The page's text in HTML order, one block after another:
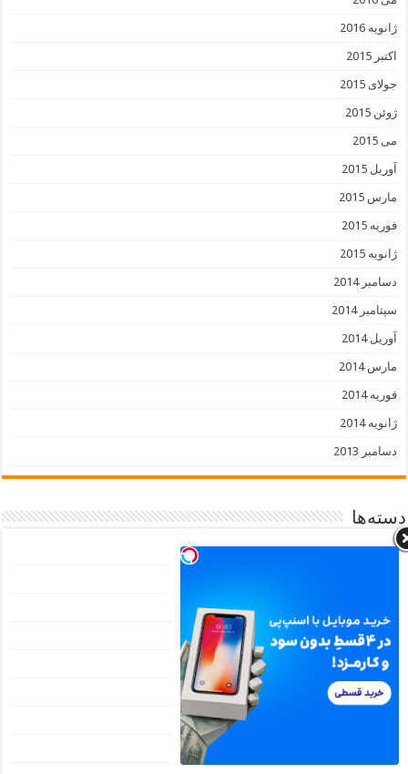
ژانویه 2016
اکتبر 2015
جولای 2015
ژوئن 2015
می 2015
آوریل 2015
مارس 2015
فوریه 2015
ژانویه 2015
دسامبر 2014
سپتامبر 2014
آوریل 2014
مارس 2014
فوریه 2014
ژانویه 2014
دسامبر 2013
دسته‌ها
آرایشی
اخبار
بافتنی
پرورش گل و گیاه